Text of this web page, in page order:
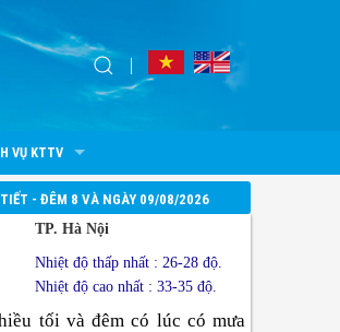
VỤ KTTV
- ĐÊM 8 VÀ NGÀY 09/08/2026
TP. Hà Nội
Nhiệt độ thấp nhất : 26-28 độ.
Nhiệt độ cao nhất : 33-35 độ.
tối và đêm có lúc có mưa